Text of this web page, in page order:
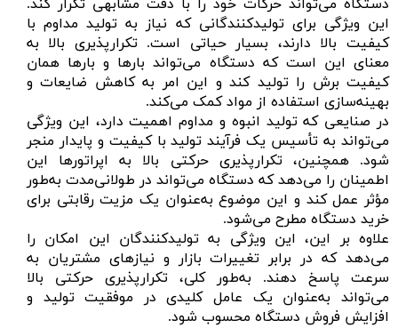
دستگاه می‌تواند حرکات خود را با دقت مشابهی تکرار کند.
این ویژگی برای تولیدکنندگانی که نیاز به تولید مداوم با
کیفیت بالا دارند، بسیار حیاتی است. تکرارپذیری بالا به
معنای این است که دستگاه می‌تواند بارها و بارها همان
کیفیت برش را تولید کند و این امر به کاهش ضایعات و
بهینه‌سازی استفاده از مواد کمک می‌کند.
در صنایعی که تولید انبوه و مداوم اهمیت دارد، این ویژگی
می‌تواند به تأسیس یک فرآیند تولید با کیفیت و پایدار منجر
شود. همچنین، تکرارپذیری حرکتی بالا به اپراتورها این
اطمینان را می‌دهد که دستگاه می‌تواند در طولانی‌مدت به‌طور
مؤثر عمل کند و این موضوع به‌عنوان یک مزیت رقابتی برای
خرید دستگاه مطرح می‌شود.
علاوه بر این، این ویژگی به تولیدکنندگان این امکان را
می‌دهد که در برابر تغییرات بازار و نیازهای مشتریان به
سرعت پاسخ دهند. به‌طور کلی، تکرارپذیری حرکتی بالا
می‌تواند به‌عنوان یک عامل کلیدی در موفقیت تولید و
افزایش فروش دستگاه محسوب شود.